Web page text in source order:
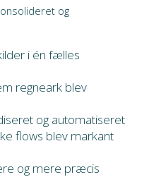
og
i én fælles
regneark blev
og automatiseret
flows blev markant
og mere præcis